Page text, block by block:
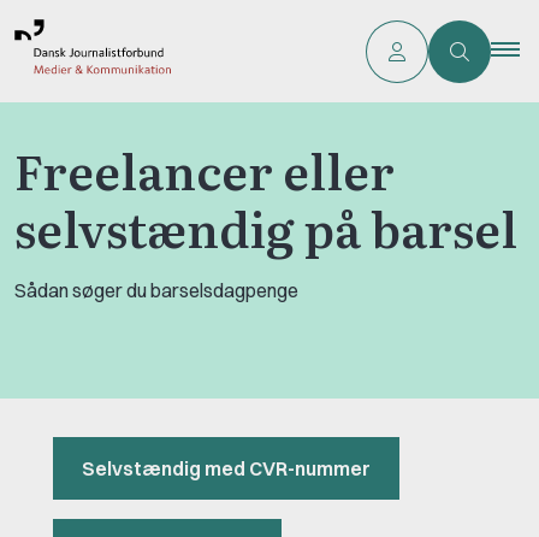
Freelancer eller
selvstændig på barsel
Sådan søger du barselsdagpenge
Selvstændig med CVR-nummer